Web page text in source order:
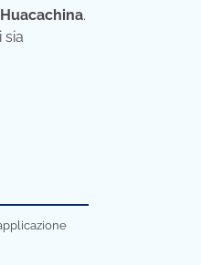
Huacachina.
sia